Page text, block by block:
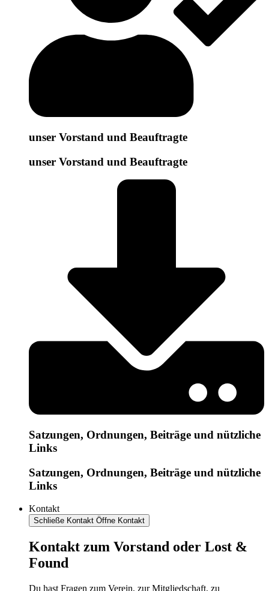
unser Vorstand und Beauftragte
unser Vorstand und Beauftragte
Satzungen, Ordnungen, Beiträge und nützliche
Links
Satzungen, Ordnungen, Beiträge und nützliche
Links
Kontakt
Schließe Kontakt Öffne Kontakt
Kontakt zum Vorstand oder Lost &
Found
Du hast Fragen zum Verein, zur Mitgliedschaft, zu